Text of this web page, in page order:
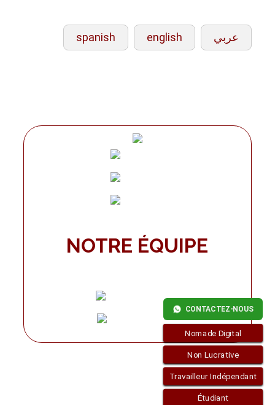
spanish english عربي
NOTRE ÉQUIPE
CONTACTEZ-NOUS
Nomade Digital
Non Lucrative
Travailleur Indépendant
Étudiant